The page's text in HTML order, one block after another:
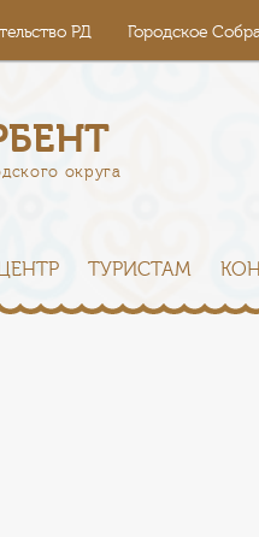
РД Городское
округа
ТУРИСТАМ